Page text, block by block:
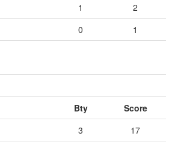
1
2
0
1
Bty
Score
3
17